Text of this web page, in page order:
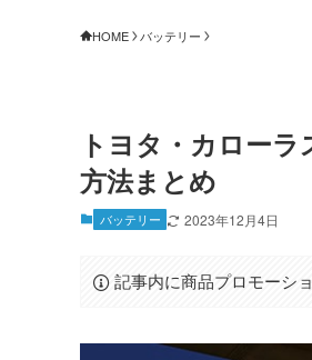
HOME バッテリー
トヨタ・カロー
方法まとめ
バッテリー 2023年12月4日
記事内に商品プロモーシ